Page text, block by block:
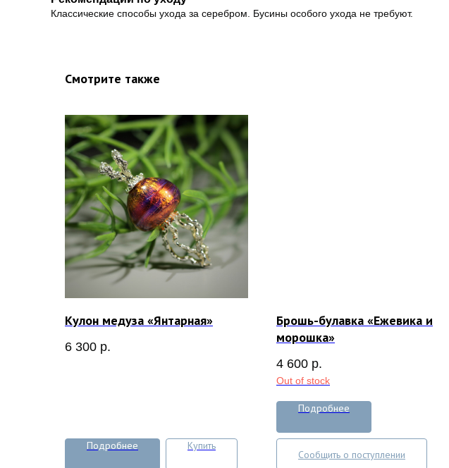
Классические способы ухода за серебром. Бусины особого ухода не требуют.
Смотрите также
Кулон медуза «Янтарная»
6 300 р.
Подробнее Купить
Брошь-булавка «Ежевика и
морошка»
4 600 р.
Out of stock
Подробнее
Сообщить о поступлении